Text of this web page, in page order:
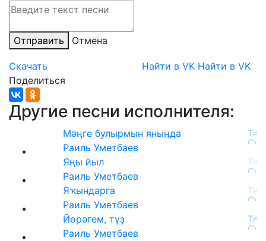
Отправить Отмена
Скачать Найти в VK Найти в VK
Поделиться
Другие песни исполнителя:
Мәңге булырмын яныңда
Раиль Уметбаев
Яңы йыл
Раиль Уметбаев
Яҡындарга
Раиль Уметбаев
Йөрәгем, түҙ
Раиль Уметбаев